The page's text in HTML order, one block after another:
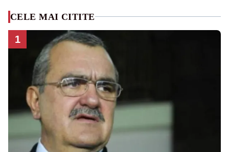
CELE MAI CITITE
1